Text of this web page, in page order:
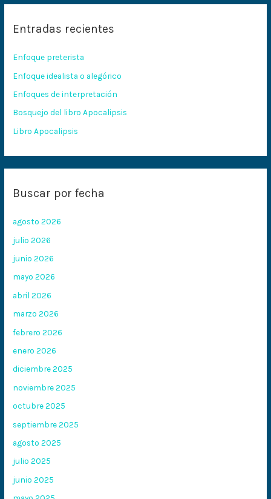
a
p
o
r
:
Entradas recientes
Enfoque preterista
Enfoque idealista o alegórico
Enfoques de interpretación
Bosquejo del libro Apocalipsis
Libro Apocalipsis
Buscar por fecha
agosto 2026
julio 2026
junio 2026
mayo 2026
abril 2026
marzo 2026
febrero 2026
enero 2026
diciembre 2025
noviembre 2025
octubre 2025
septiembre 2025
agosto 2025
julio 2025
junio 2025